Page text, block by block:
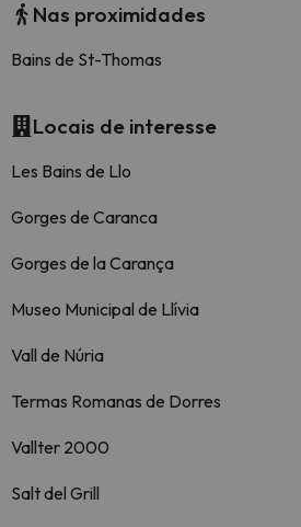
Nas proximidades
Bains de St-Thomas
Locais de interesse
Les Bains de Llo
Gorges de Caranca
Gorges de la Carança
Museo Municipal de Llívia
Vall de Núria
Termas Romanas de Dorres
Vallter 2000
Salt del Grill